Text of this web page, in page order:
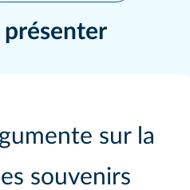
présenter
sur la
souvenirs